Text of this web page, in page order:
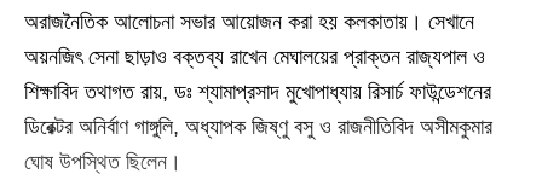
অরাজনৈতিক আলোচনা সভার আয়োজন করা হয় কলকাতায়। সেখানে
অয়নজিৎ সেনা ছাড়াও বক্তব্য রাখেন মেঘালয়ের প্রাক্তন রাজ্যপাল ও
শিক্ষাবিদ তথাগত রায়, ডঃ শ্যামাপ্রসাদ মুখোপাধ্যায় রিসার্চ ফাউন্ডেশনের
ডিরেক্টর অনির্বাণ গাঙ্গুলি, অধ্যাপক জিষ্ণু বসু ও রাজনীতিবিদ অসীমকুমার
ঘোষ উপস্থিত ছিলেন।